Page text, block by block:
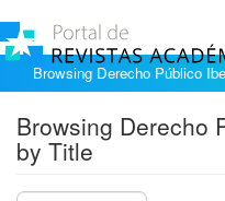
Browsing Derecho Público
Browsing Derecho
by Title